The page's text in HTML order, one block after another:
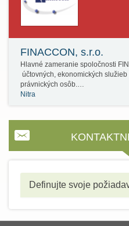
FINACCON, s.r.o.
Hlavné zameranie spoločnosti
účtovných, ekonomických
právnických osôb.…
Nitra
Definujte svoje